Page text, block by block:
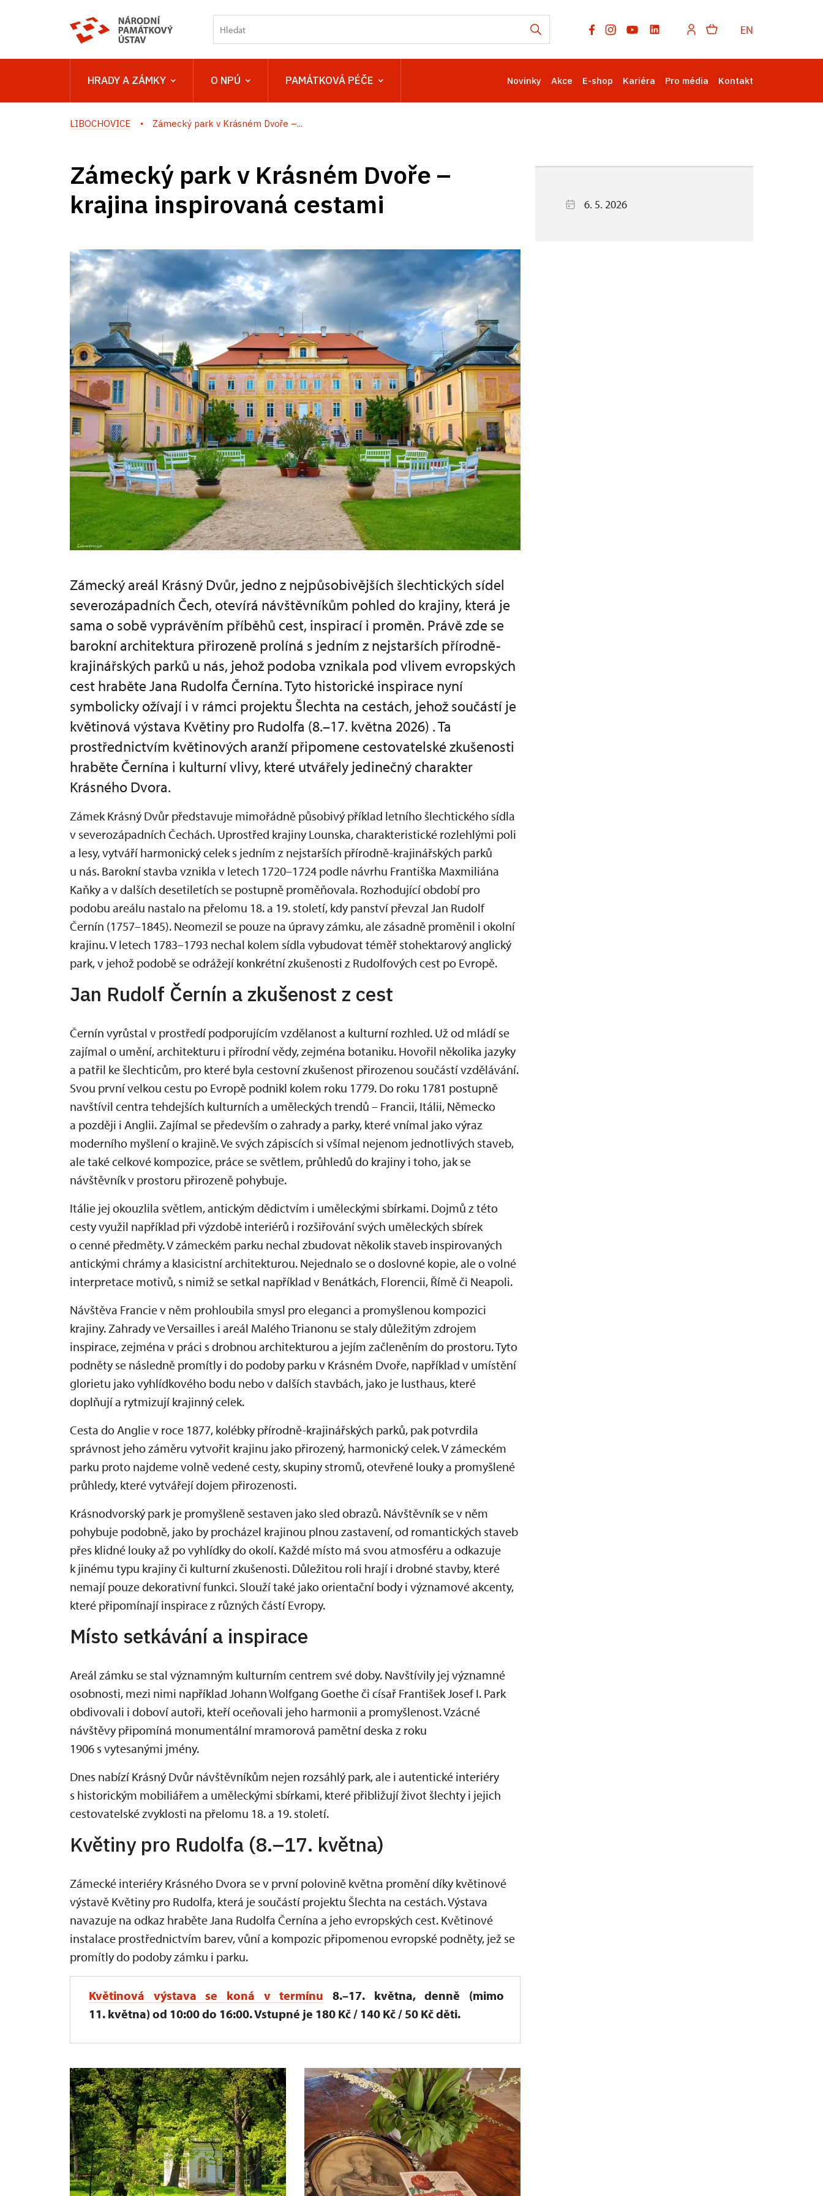
EN
HRADY A ZÁMKY O NPÚ PAMÁTKOVÁ PÉČE Novinky Akce E-shop Kariéra Pro média Kontakt
LIBOCHOVICE Zámecký park v Krásném Dvoře –...
Zámecký park v Krásném Dvoře –
krajina inspirovaná cestami
Zámecký areál Krásný Dvůr, jedno z nejpůsobivějších šlechtických sídel
severozápadních Čech, otevírá návštěvníkům pohled do krajiny, která je
sama o sobě vyprávěním příběhů cest, inspirací i proměn. Právě zde se
barokní architektura přirozeně prolíná s jedním z nejstarších přírodně-
krajinářských parků u nás, jehož podoba vznikala pod vlivem evropských
cest hraběte Jana Rudolfa Černína. Tyto historické inspirace nyní
symbolicky ožívají i v rámci projektu Šlechta na cestách, jehož součástí je
květinová výstava Květiny pro Rudolfa (8.–17. května 2026) . Ta
prostřednictvím květinových aranží připomene cestovatelské zkušenosti
hraběte Černína i kulturní vlivy, které utvářely jedinečný charakter
Krásného Dvora.
Zámek Krásný Dvůr představuje mimořádně působivý příklad letního šlechtického sídla
v severozápadních Čechách. Uprostřed krajiny Lounska, charakteristické rozlehlými poli
a lesy, vytváří harmonický celek s jedním z nejstarších přírodně-krajinářských parků
u nás. Barokní stavba vznikla v letech 1720–1724 podle návrhu Františka Maxmiliána
Kaňky a v dalších desetiletích se postupně proměňovala. Rozhodující období pro
podobu areálu nastalo na přelomu 18. a 19. století, kdy panství převzal Jan Rudolf
Černín (1757–1845). Neomezil se pouze na úpravy zámku, ale zásadně proměnil i okolní
krajinu. V letech 1783–1793 nechal kolem sídla vybudovat téměř stohektarový anglický
park, v jehož podobě se odrážejí konkrétní zkušenosti z Rudolfových cest po Evropě.
Jan Rudolf Černín a zkušenost z cest
Černín vyrůstal v prostředí podporujícím vzdělanost a kulturní rozhled. Už od mládí se
zajímal o umění, architekturu i přírodní vědy, zejména botaniku. Hovořil několika jazyky
a patřil ke šlechticům, pro které byla cestovní zkušenost přirozenou součástí vzdělávání.
Svou první velkou cestu po Evropě podnikl kolem roku 1779. Do roku 1781 postupně
navštívil centra tehdejších kulturních a uměleckých trendů – Francii, Itálii, Německo
a později i Anglii. Zajímal se především o zahrady a parky, které vnímal jako výraz
moderního myšlení o krajině. Ve svých zápiscích si všímal nejenom jednotlivých staveb,
ale také celkové kompozice, práce se světlem, průhledů do krajiny i toho, jak se
návštěvník v prostoru přirozeně pohybuje.
Itálie jej okouzlila světlem, antickým dědictvím i uměleckými sbírkami. Dojmů z této
cesty využil například při výzdobě interiérů i rozšiřování svých uměleckých sbírek
o cenné předměty. V zámeckém parku nechal zbudovat několik staveb inspirovaných
antickými chrámy a klasicistní architekturou. Nejednalo se o doslovné kopie, ale o volné
interpretace motivů, s nimiž se setkal například v Benátkách, Florencii, Římě či Neapoli.
Návštěva Francie v něm prohloubila smysl pro eleganci a promyšlenou kompozici
krajiny. Zahrady ve Versailles i areál Malého Trianonu se staly důležitým zdrojem
inspirace, zejména v práci s drobnou architekturou a jejím začleněním do prostoru. Tyto
podněty se následně promítly i do podoby parku v Krásném Dvoře, například v umístění
glorietu jako vyhlídkového bodu nebo v dalších stavbách, jako je lusthaus, které
doplňují a rytmizují krajinný celek.
Cesta do Anglie v roce 1877, kolébky přírodně-krajinářských parků, pak potvrdila
správnost jeho záměru vytvořit krajinu jako přirozený, harmonický celek. V zámeckém
parku proto najdeme volně vedené cesty, skupiny stromů, otevřené louky a promyšlené
průhledy, které vytvářejí dojem přirozenosti.
Krásnodvorský park je promyšleně sestaven jako sled obrazů. Návštěvník se v něm
pohybuje podobně, jako by procházel krajinou plnou zastavení, od romantických staveb
přes klidné louky až po vyhlídky do okolí. Každé místo má svou atmosféru a odkazuje
k jinému typu krajiny či kulturní zkušenosti. Důležitou roli hrají i drobné stavby, které
nemají pouze dekorativní funkci. Slouží také jako orientační body i významové akcenty,
které připomínají inspirace z různých částí Evropy.
Místo setkávání a inspirace
Areál zámku se stal významným kulturním centrem své doby. Navštívily jej významné
osobnosti, mezi nimi například Johann Wolfgang Goethe či císař František Josef I. Park
obdivovali i doboví autoři, kteří oceňovali jeho harmonii a promyšlenost. Vzácné
návštěvy připomíná monumentální mramorová pamětní deska z roku
1906 s vytesanými jmény.
Dnes nabízí Krásný Dvůr návštěvníkům nejen rozsáhlý park, ale i autentické interiéry
s historickým mobiliářem a uměleckými sbírkami, které přibližují život šlechty i jejich
cestovatelské zvyklosti na přelomu 18. a 19. století.
Květiny pro Rudolfa (8.–17. května)
Zámecké interiéry Krásného Dvora se v první polovině května promění díky květinové
výstavě Květiny pro Rudolfa, která je součástí projektu Šlechta na cestách. Výstava
navazuje na odkaz hraběte Jana Rudolfa Černína a jeho evropských cest. Květinové
instalace prostřednictvím barev, vůní a kompozic připomenou evropské podněty, jež se
promítly do podoby zámku i parku.
Květinová výstava se koná v termínu 8.–17. května, denně (mimo
11. května) od 10:00 do 16:00. Vstupné je 180 Kč / 140 Kč / 50 Kč děti.
6. 5. 2026